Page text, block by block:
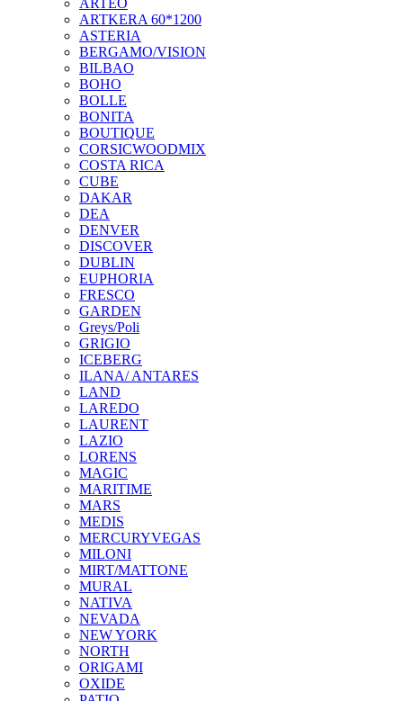
ARTEO
ARTKERA 60*1200
ASTERIA
BERGAMO/VISION
BILBAO
BOHO
BOLLE
BONITA
BOUTIQUE
CORSICWOODMIX
COSTA RICA
CUBE
DAKAR
DEA
DENVER
DISCOVER
DUBLIN
EUPHORIA
FRESCO
GARDEN
Greys/Poli
GRIGIO
ICEBERG
ILANA/ ANTARES
LAND
LAREDO
LAURENT
LAZIO
LORENS
MAGIC
MARITIME
MARS
MEDIS
MERCURYVEGAS
MILONI
MIRT/MATTONE
MURAL
NATIVA
NEVADA
NEW YORK
NORTH
ORIGAMI
OXIDE